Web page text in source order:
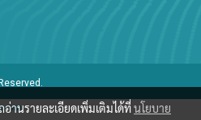
านรายละเอียดเพิ่มเติมได้ที่นโยบาย